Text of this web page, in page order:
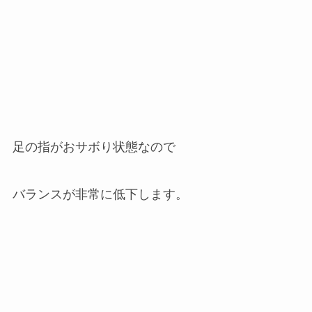
足の指がおサボり状態なので
バランスが非常に低下します。